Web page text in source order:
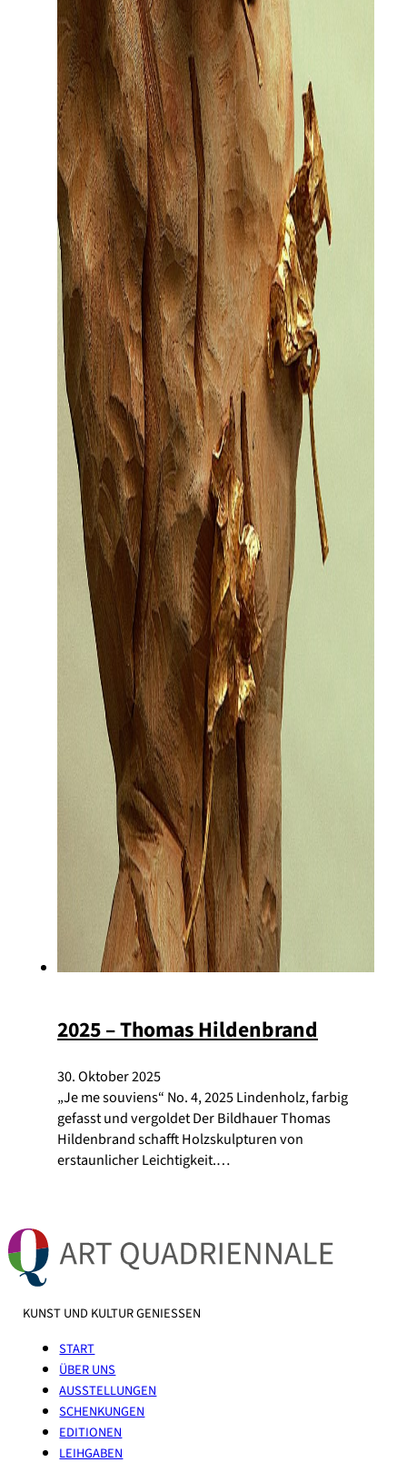
2025 – Thomas Hildenbrand
30. Oktober 2025
„Je me souviens“ No. 4, 2025 Lindenholz, farbig
gefasst und vergoldet Der Bildhauer Thomas
Hildenbrand schafft Holzskulpturen von
erstaunlicher Leichtigkeit.…
KUNST UND KULTUR GENIESSEN
START
ÜBER UNS
AUSSTELLUNGEN
SCHENKUNGEN
EDITIONEN
LEIHGABEN